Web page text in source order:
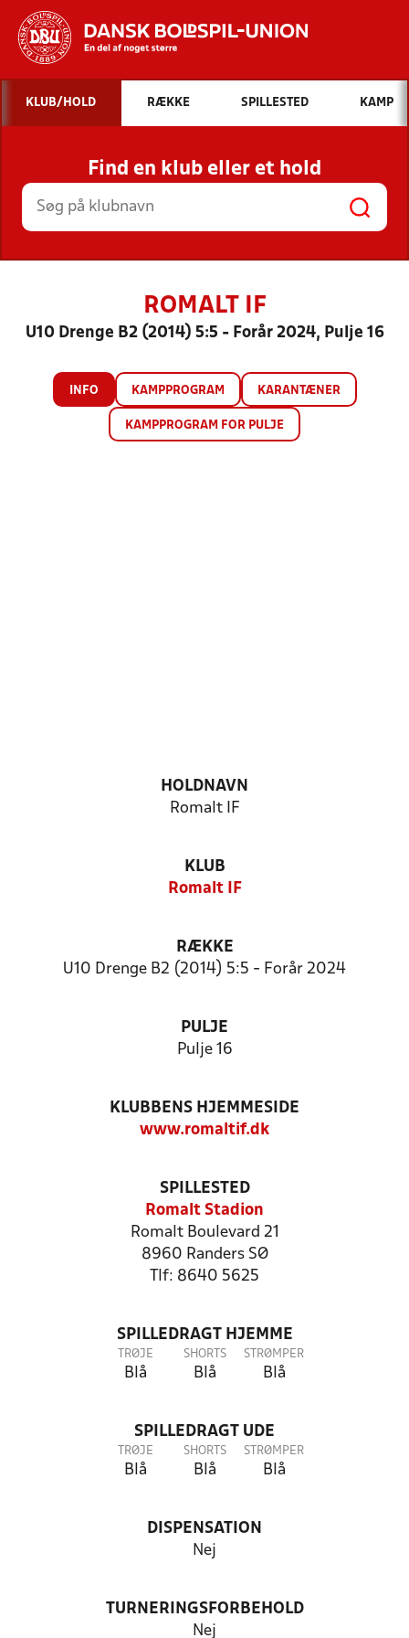
Hvad vil du søge efter?
INDHOLD OG NYHEDER
STILLINGER, RESULTATER, KLUBBER OG
HOLD
KLUB/HOLD RÆKKE SPILLESTED KAMP
Find en klub eller et hold
ROMALT IF
U10 Drenge B2 (2014) 5:5 - Forår 2024, Pulje 16
INFO KAMPPROGRAM KARANTÆNER
KAMPPROGRAM FOR PULJE
HOLDNAVN
Romalt IF
KLUB
Romalt IF
RÆKKE
U10 Drenge B2 (2014) 5:5 - Forår 2024
PULJE
Pulje 16
KLUBBENS HJEMMESIDE
www.romaltif.dk
SPILLESTED
Romalt Stadion
Romalt Boulevard 21
8960 Randers SØ
Tlf: 8640 5625
SPILLEDRAGT HJEMME
TRØJE
Blå
SHORTS
Blå
STRØMPER
Blå
SPILLEDRAGT UDE
TRØJE
Blå
SHORTS
Blå
STRØMPER
Blå
DISPENSATION
Nej
TURNERINGSFORBEHOLD
Nej